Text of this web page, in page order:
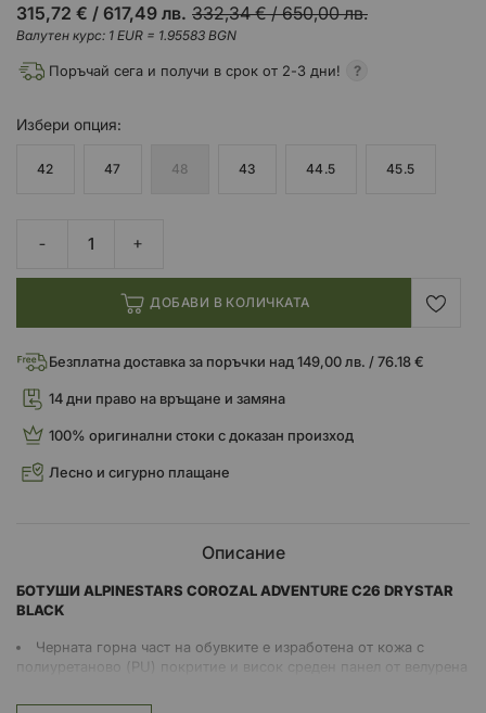
315,72 € / 617,49 лв. 332,34 €/650,00 лв.
Валутен курс: 1 EUR = 1.95583 BGN
Поръчай сега и получи в срок от 2-3 дни!
Избери опция
42 47 48 43 44.5 45.5
ДОБАВИ В КОЛИЧКАТА
Безплатна доставка за поръчки над 149,00 лв. / 76.18 €
14 дни право на връщане и замяна
100% оригинални стоки с доказан произход
Лесно и сигурно плащане
Описание
БОТУШИ ALPINESTARS COROZAL ADVENTURE C26 DRYSTAR
BLACK
Черната горна част на обувките е изработена от кожа с
полиуретаново (PU) покритие и висок среден панел от велурена